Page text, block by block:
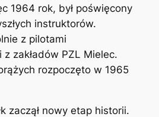
1964 rok, był poświęcony
instruktorów.
z pilotami
zakładów PZL Mielec.
rozpoczęto w 1965
zaczął nowy etap historii.